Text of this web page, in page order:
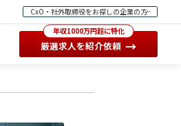
CxO・社外取締役をお探しの企業の方
年収1000万円超に特化
厳選求人を紹介依頼 →